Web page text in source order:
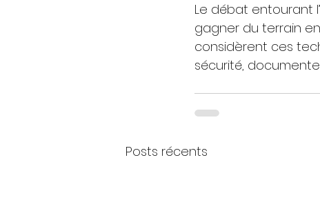
Le débat entourant
gagner du terrain
considèrent ces
sécurité,
Posts récents